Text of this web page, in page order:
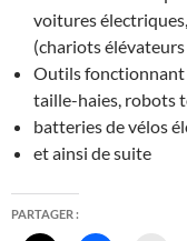
voitures
(chariots
Outils fonctionnant
taille-haies, robots
batteries de vélos
et ainsi de suite
PARTAGER :